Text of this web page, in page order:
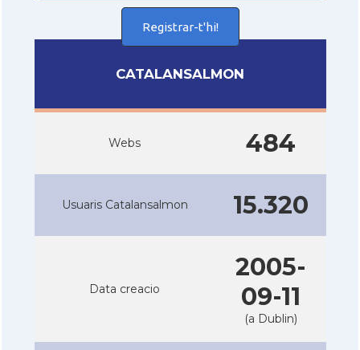
Registrar-t'hi!
CATALANSALMON
Webs 484
Usuaris Catalansalmon 15.320
Data creacio
2005-
09-11
(a Dublin)